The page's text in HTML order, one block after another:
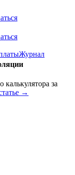
Журнал
за
→